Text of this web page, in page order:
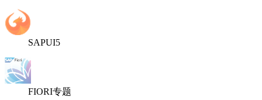
SAPUI5
FIORI专题